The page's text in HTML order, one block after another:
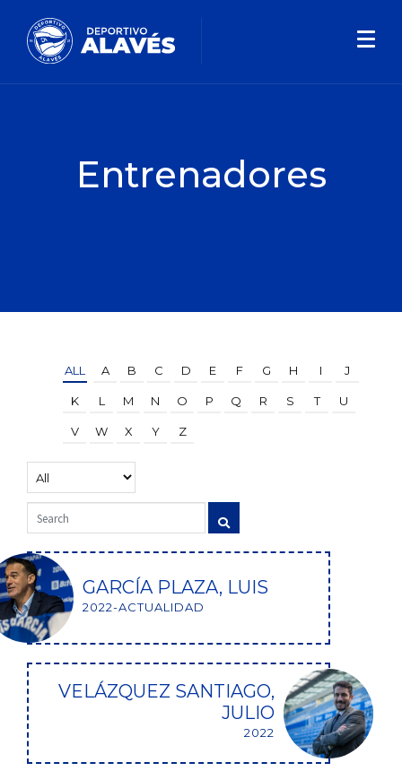
Entrenadores
ALL A B C D E F G H I J
K L M N O P Q R S T U
V W X Y Z
GARCÍA PLAZA, LUIS
2022-ACTUALIDAD
VELÁZQUEZ SANTIAGO,
JULIO
2022